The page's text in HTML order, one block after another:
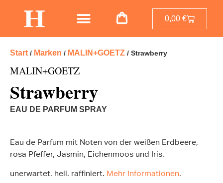
0,00€
Start / Marken / MALIN+GOETZ / Strawberry
MALIN+GOETZ
Strawberry
EAU DE PARFUM SPRAY
Eau de Parfum mit Noten von der weißen Erdbeere,
rosa Pfeffer, Jasmin, Eichenmoos und Iris.
unerwartet. hell. raffiniert. Mehr Informationen.